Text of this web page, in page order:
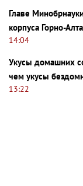
Главе
корпуса Горно-
14:04
Укусы домашних
чем укусы
13:22